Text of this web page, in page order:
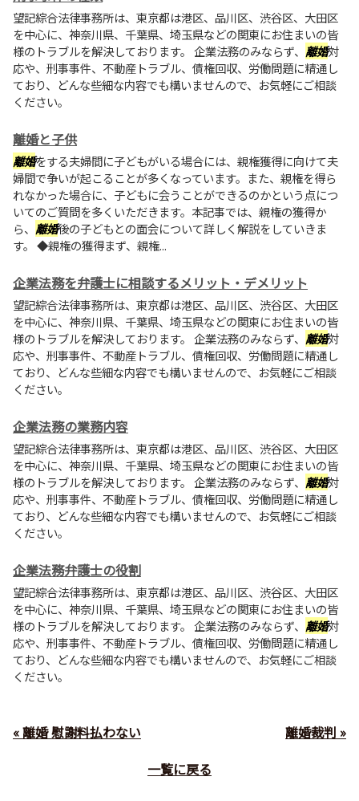
望記綜合法律事務所は、東京都は港区、品川区、渋谷区、大田区
を中心に、神奈川県、千葉県、埼玉県などの関東にお住まいの皆
様のトラブルを解決しております。 企業法務のみならず、 離婚対
応や、刑事事件、不動産トラブル、債権回収、労働問題に精通し
ており、どんな些細な内容でも構いませんので、お気軽にご相談
ください。
離婚と子供
離婚をする夫婦間に子どもがいる場合には、親権獲得に向けて夫
婦間で争いが起こることが多くなっています。また、親権を得ら
れなかった場合に、子どもに会うことができるのかという点につ
いてのご質問を多くいただきます。本記事では、親権の獲得か
ら、 離婚後の子どもとの面会について詳しく解説をしていきま
す。 ◆親権の獲得まず、親権...
企業法務を弁護士に相談するメリット・デメリット
望記綜合法律事務所は、東京都は港区、品川区、渋谷区、大田区
を中心に、神奈川県、千葉県、埼玉県などの関東にお住まいの皆
様のトラブルを解決しております。 企業法務のみならず、 離婚対
応や、刑事事件、不動産トラブル、債権回収、労働問題に精通し
ており、どんな些細な内容でも構いませんので、お気軽にご相談
ください。
企業法務の業務内容
望記綜合法律事務所は、東京都は港区、品川区、渋谷区、大田区
を中心に、神奈川県、千葉県、埼玉県などの関東にお住まいの皆
様のトラブルを解決しております。 企業法務のみならず、 離婚対
応や、刑事事件、不動産トラブル、債権回収、労働問題に精通し
ており、どんな些細な内容でも構いませんので、お気軽にご相談
ください。
企業法務弁護士の役割
望記綜合法律事務所は、東京都は港区、品川区、渋谷区、大田区
を中心に、神奈川県、千葉県、埼玉県などの関東にお住まいの皆
様のトラブルを解決しております。 企業法務のみならず、 離婚対
応や、刑事事件、不動産トラブル、債権回収、労働問題に精通し
ており、どんな些細な内容でも構いませんので、お気軽にご相談
ください。
« 離婚 慰謝料払わない
離婚裁判 »
一覧に戻る